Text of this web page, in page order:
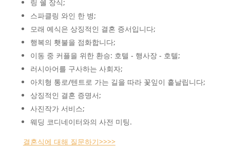
링 쉘 장식;
스파클링 와인 한 병;
모래 예식은 상징적인 결혼 증서입니다;
행복의 횃불을 점화합니다;
이동 중 커플을 위한 환승: 호텔 - 행사장 - 호텔;
러시아어를 구사하는 사회자;
아치형 통로/텐트로 가는 길을 따라 꽃잎이 흩날립니다;
상징적인 결혼 증명서;
사진작가 서비스;
웨딩 코디네이터와의 사전 미팅.
결혼식에 대해 질문하기>>>>